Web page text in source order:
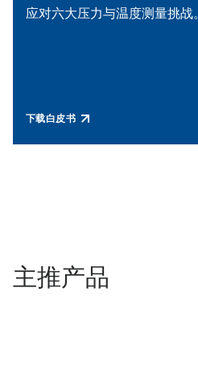
应对六大压力与温度测量挑战。
下载白皮书
主推产品